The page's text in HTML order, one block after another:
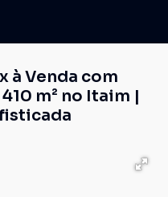
à Venda com
m² no Itaim |